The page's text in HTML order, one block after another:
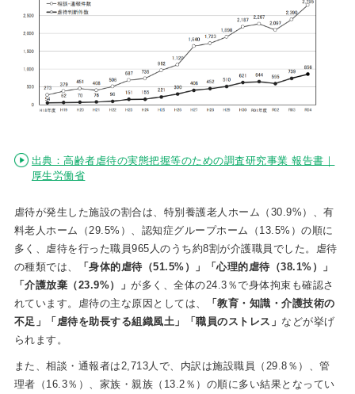
出典：高齢者虐待の実態把握等のための調査研究事業 報告書｜
厚生労働省
虐待が発生した施設の割合は、特別養護老人ホーム（30.9%）、有
料老人ホーム（29.5%）、認知症グループホーム（13.5%）の順に
多く、虐待を行った職員965人のうち約8割が介護職員でした。虐待
の種類では、
「身体的虐待（51.5%）」「心理的虐待（38.1%）」
「介護放棄（23.9%）」が多く、全体の24.3％で身体拘束も確認さ
れています。虐待の主な原因としては、
「教育・知識・介護技術の
不足」「虐待を助長する組織風土」「職員のストレス」 などが挙げ
られます。
また、相談・通報者は2,713人で、内訳は施設職員（29.8％）、管
理者（16.3％）、家族・親族（13.2％）の順に多い結果となってい